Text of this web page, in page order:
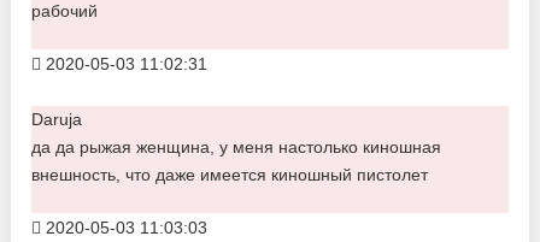
рабочий
2020-05-03 11:02:31
Daruja
да да рыжая женщина, у меня настолько киношная
внешность, что даже имеется киношный пистолет
2020-05-03 11:03:03